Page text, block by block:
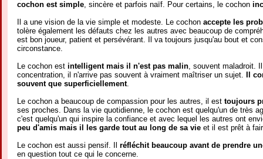
cochon est simple, sincère et parfois naïf. Pour certains, le cochon
Il a une vision de la vie simple et modeste. Le cochon accepte les
tolère également les défauts chez les autres avec beaucoup de
est bon joueur, patient et persévérant. Il va toujours jusqu'au bout et
circonstance.
Le cochon est intelligent mais il n'est pas malin, souvent maladroit.
concentration, il n'arrive pas souvent à vraiment maîtriser un sujet.
Il
souvent que superficiellement.
Le cochon a beaucoup de compassion pour les autres, il est toujours
ses proches. Dans la vie quotidienne, le cochon est quelqu'un de très
c'est quelqu'un qui inspire la confiance et avec lequel les autres ont
peu d'amis mais il les garde tout au long de sa vie et il est prêt à
Le cochon est aussi pensif. Il réfléchit beaucoup avant de prendre
en question tout ce qui le concerne.